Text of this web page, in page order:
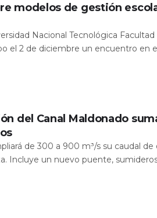
modelos de gestión
Nacional Tecnológica
el 2 de diciembre un encuentro en
del Canal Maldonado
de 300 a 900 m³/s su caudal
Incluye un nuevo puente, sumideros